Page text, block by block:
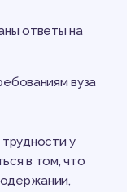
ответы на
вуза
у
в том, что